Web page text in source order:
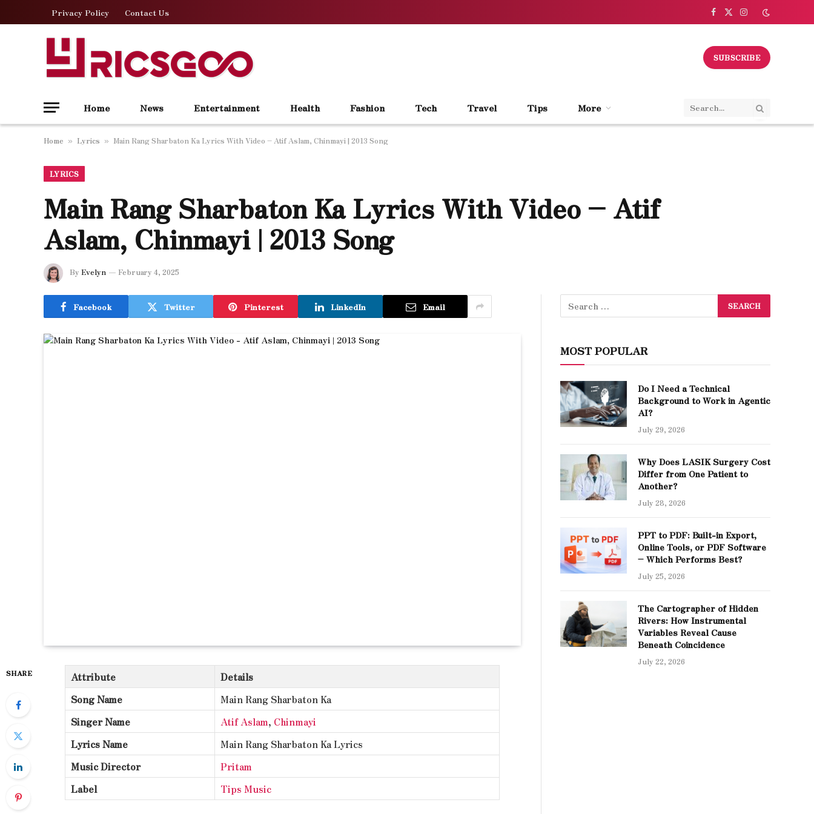
Privacy Policy Contact Us Facebook
X
Instagram
SUBSCRIBE
Home News Entertainment Health Fashion Tech Travel Tips More
Home » Lyrics » Main Rang Sharbaton Ka Lyrics With Video – Atif Aslam, Chinmayi | 2013 Song
LYRICS
Main Rang Sharbaton Ka Lyrics With Video – Atif
Aslam, Chinmayi | 2013 Song
By Evelyn February 4, 2025
Facebook Twitter Pinterest LinkedIn Email
SHARE Attribute
Details
Song Name
Main Rang Sharbaton Ka
Singer Name
Atif Aslam, Chinmayi
Lyrics Name
Main Rang Sharbaton Ka Lyrics
Music Director
Pritam
Label
Tips Music
MOST POPULAR
Do I Need a Technical
Background to Work in Agentic
AI?
July 29, 2026
Why Does LASIK Surgery Cost
Differ from One Patient to
Another?
July 28, 2026
PPT to PDF: Built-in Export,
Online Tools, or PDF Software
– Which Performs Best?
July 25, 2026
The Cartographer of Hidden
Rivers: How Instrumental
Variables Reveal Cause
Beneath Coincidence
July 22, 2026